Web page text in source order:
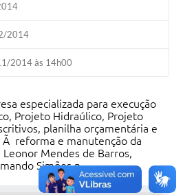
2014
2014 às 14h00
especializada para execução
Projeto Hidraúlico, Projeto
planilha orçamentária e
reforma e manutenção da
Mendes de Barros,
Simões n